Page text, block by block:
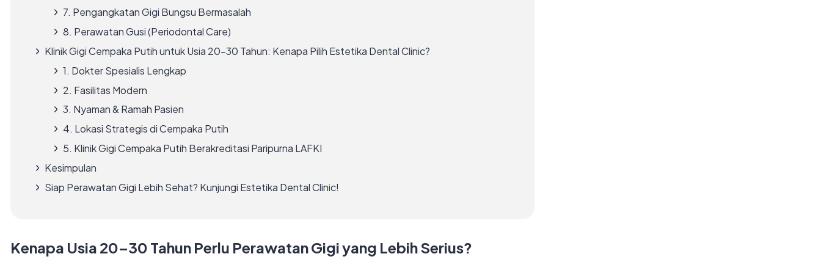
7. Pengangkatan Gigi Bungsu Bermasalah
8. Perawatan Gusi (Periodontal Care)
Klinik Gigi Cempaka Putih untuk Usia 20–30 Tahun: Kenapa Pilih Estetika Dental Clinic?
1. Dokter Spesialis Lengkap
2. Fasilitas Modern
3. Nyaman & Ramah Pasien
4. Lokasi Strategis di Cempaka Putih
5. Klinik Gigi Cempaka Putih Berakreditasi Paripurna LAFKI
Kesimpulan
Siap Perawatan Gigi Lebih Sehat? Kunjungi Estetika Dental Clinic!
Kenapa Usia 20–30 Tahun Perlu Perawatan Gigi yang Lebih Serius?